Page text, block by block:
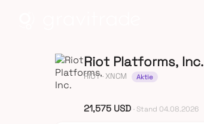
Riot Platforms, Inc.
RIOT· XNCM Aktie
21,575 USD · Stand 04.08.2026